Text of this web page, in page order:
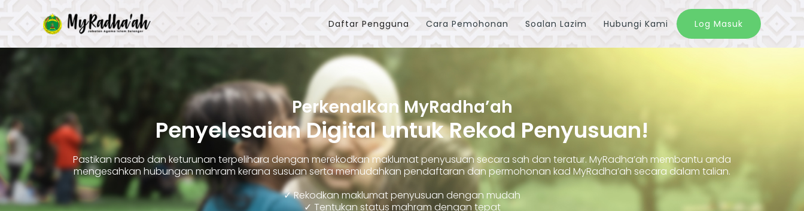
Skip
to
content
Daftar Pengguna Cara Pemohonan Soalan Lazim Hubungi Kami Log Masuk
Perkenalkan MyRadha’ah
Penyelesaian Digital untuk Rekod Penyusuan!
Pastikan nasab dan keturunan terpelihara dengan merekodkan maklumat penyusuan secara sah dan teratur. MyRadha’ah membantu anda
mengesahkan hubungan mahram kerana susuan serta memudahkan pendaftaran dan permohonan kad MyRadha’ah secara dalam talian.
✓ Rekodkan maklumat penyusuan dengan mudah
✓ Tentukan status mahram dengan tepat